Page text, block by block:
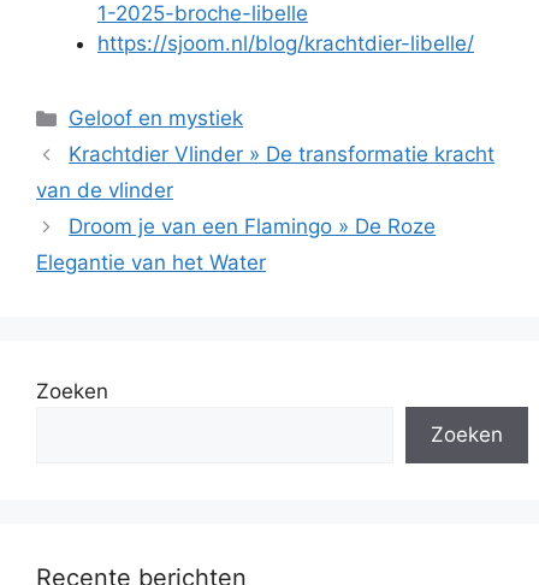
1-2025-broche-libelle
https://sjoom.nl/blog/krachtdier-libelle/
Categorieën
Geloof en mystiek
Krachtdier Vlinder » De transformatie kracht
van de vlinder
Droom je van een Flamingo » De Roze
Elegantie van het Water
Zoeken
Zoeken
Recente berichten